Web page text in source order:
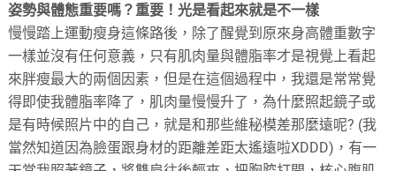
姿勢與體態重要嗎？ 重要！ 光是看起來就是不一樣
慢慢踏上運動瘦身這條路後，除了醒覺到原來身高體重數字
一樣並沒有任何意義，只有肌肉量與體脂率才是視覺上看起
來胖瘦最大的兩個因素，但是在這個過程中，我還是常常覺
得即使我體脂率降了，肌肉量慢慢升了，為什麼照起鏡子或
是有時候照片中的自己，就是和那些維秘模差那麼遠呢? (我
當然知道因為臉蛋跟身材的距離差距太遙遠啦XDDD)，有一